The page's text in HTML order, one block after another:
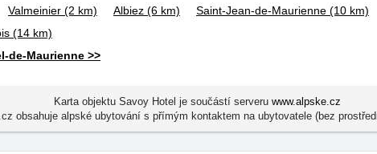
Valmeinier (2 km) Albiez (6 km) Saint-Jean-de-Maurienne (10 km)
(14 km)
de-Maurienne >>
Karta objektu Savoy Hotel je součástí serveru www.alpske.cz
obsahuje alpské ubytování s přímým kontaktem na ubytovatele (bez